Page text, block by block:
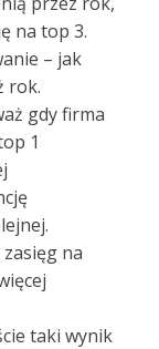
na top 3.
– jak
rok.
gdy firma
1
na
taki wynik